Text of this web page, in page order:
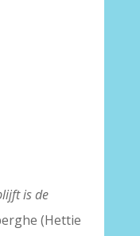
is de
(Hettie